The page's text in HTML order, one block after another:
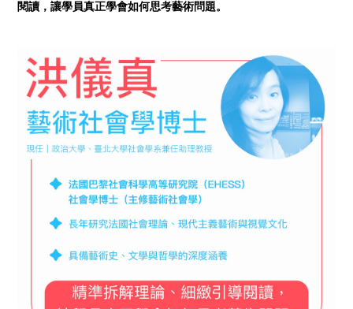
閱讀，讓學員真正學會如何思考藝術問題。